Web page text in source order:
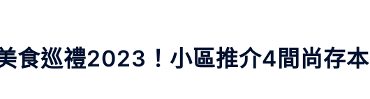
食巡禮2023！小區推介4間尚存本